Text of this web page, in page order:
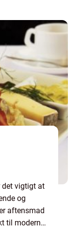
det vigtigt at
og
aftensmad
til moderne